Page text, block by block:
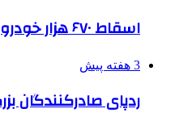
اسقاط ۶۷۰ هزار خودروی فرسوده طی ۳ سال
3 هفته پیش
ردپای صادرکنندگان